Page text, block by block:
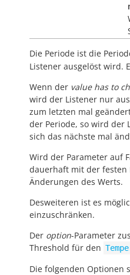
Die Periode ist die
Listener ausgelöst wird.
Wenn der value has to
wird der Listener nur
zum letzten mal
der Periode, so wird der
sich das nächste mal
Wird der Parameter auf
dauerhaft mit der festen
Änderungen des Werts.
Desweiteren ist es
einzuschränken.
Der option-Parameter
Threshold für den
Die folgenden Optionen